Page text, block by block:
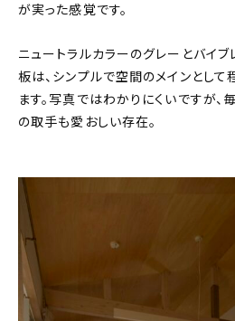
が実った感覚です。
ニュートラルカラーのグレーとバイブ
板は、シンプルで空間のメインとして
ます。写真ではわかりにくいですが
の取手も愛おしい存在。